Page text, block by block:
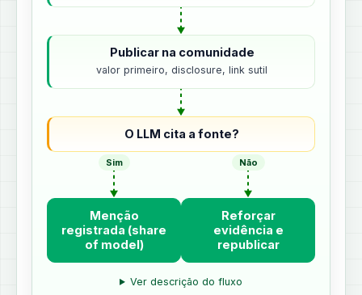
Publicar na comunidade
valor primeiro, disclosure, link sutil
O LLM cita a fonte?
Sim
Menção
registrada (share
of model)
Não
Reforçar
evidência e
republicar
Ver descrição do fluxo